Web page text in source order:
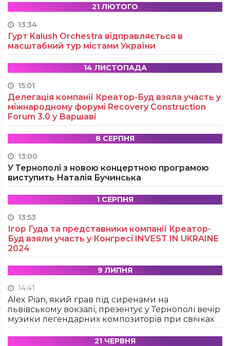
21 ЛЮТОГО
13:34
Гурт Kalush Orchestra відправляється в
масштабний тур містами України
14 ЛИСТОПАДА
15:01
Делегація компанії Креатор-Буд взяла участь у
міжнародному форумі Recovery Construction
Forum 3.0 у Варшаві
8 СЕРПНЯ
13:00
У Тернополі з новою концертною програмою
виступить Наталія Бучинська
1 СЕРПНЯ
13:53
Ігор Гуда та представники компанії Креатор-
Буд взяли участь у Конгресі INVEST IN UKRAINE
2024
9 ЛИПНЯ
14:41
Alex Pian, який грав під сиренами на
львівському вокзалі, презентує у Тернополі вечір
музики легендарних композиторів при свічках
21 ЧЕРВНЯ